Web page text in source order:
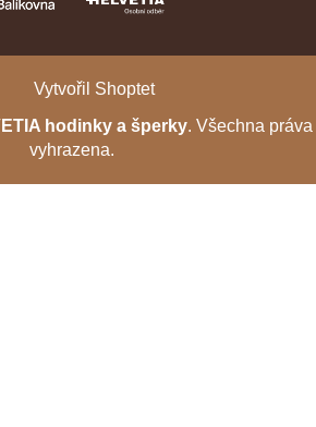
Vytvořil Shoptet
hodinky a šperky. Všechna práva
vyhrazena.